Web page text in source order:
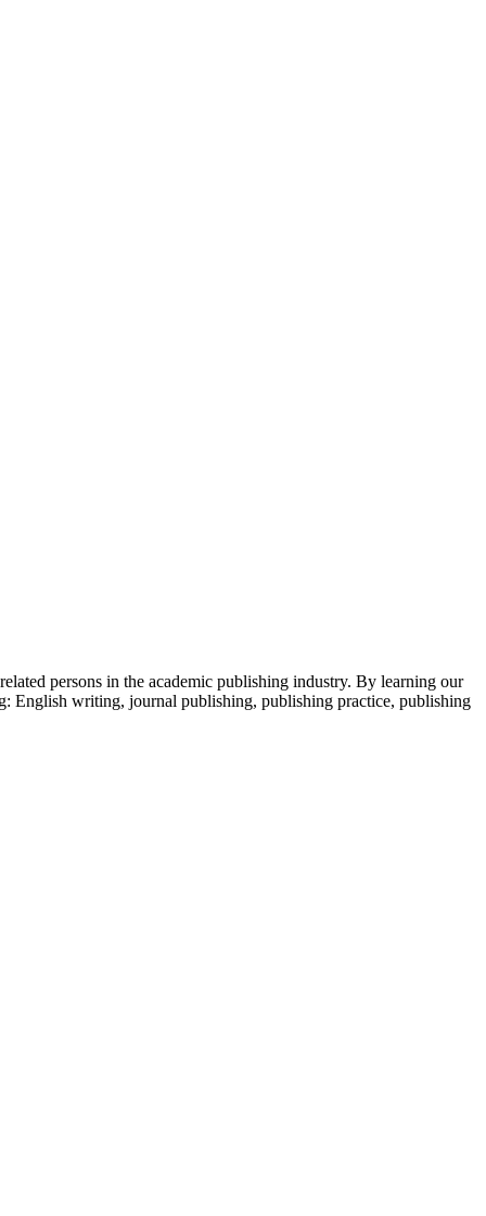
persons in the academic publishing industry. By learning our
English writing, journal publishing, publishing practice, publishing